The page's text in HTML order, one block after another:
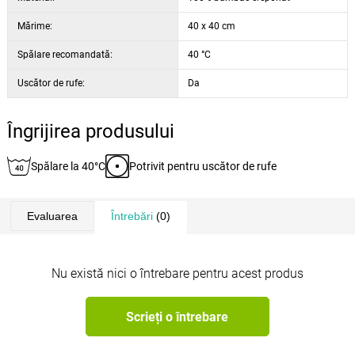
Mărime: 40 x 40 cm
Spălare recomandată: 40 °C
Uscător de rufe: Da
Îngrijirea produsului
Spălare la 40°C Potrivit pentru uscător de rufe
Evaluarea Întrebări(0)
Nu există nici o întrebare pentru acest produs
Scrieți o întrebare